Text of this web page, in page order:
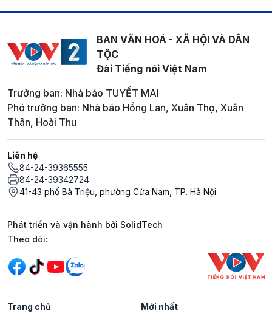
BAN VĂN HOÁ - XÃ HỘI VÀ DÂN
TỘC
Đài Tiếng nói Việt Nam
Trưởng ban: Nhà báo TUYẾT MAI
Phó trưởng ban: Nhà báo Hồng Lan, Xuân Thọ, Xuân
Thân, Hoài Thu
Liên hệ
84-24-39365555
84-24-39342724
41-43 phố Bà Triệu, phường Cửa Nam, TP. Hà Nội
Phát triển và vận hành bởi SolidTech
Mạng xã hội
Theo dõi:
Trang chủ Mới nhất